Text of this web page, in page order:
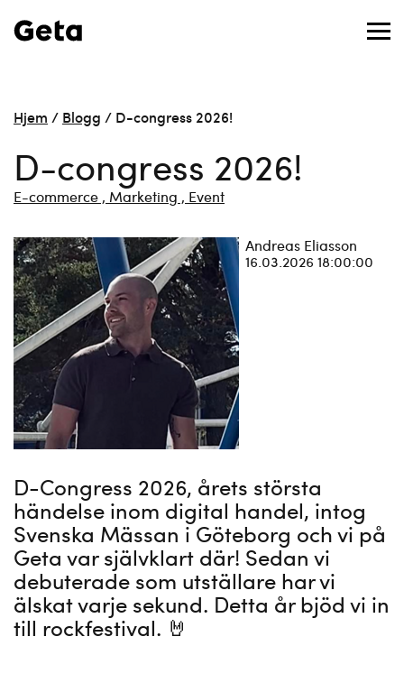
Hjem / Blogg / D-congress 2026!
D-congress 2026!
E-commerce , Marketing , Event
Andreas Eliasson
16.03.2026 18:00:00
D-Congress 2026, årets största
händelse inom digital handel, intog
Svenska Mässan i Göteborg och vi på
Geta var självklart där! Sedan vi
debuterade som utställare har vi
älskat varje sekund. Detta år bjöd vi in
till rockfestival. 🤘